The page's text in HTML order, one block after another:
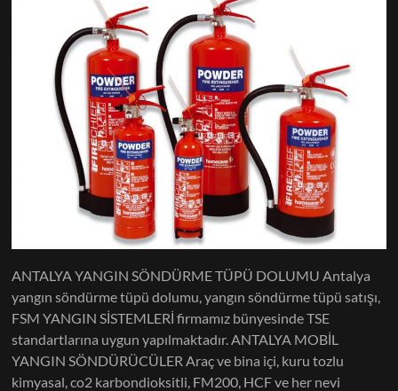
ANTALYA YANGIN SÖNDÜRME TÜPÜ DOLUMU Antalya
yangın söndürme tüpü dolumu, yangın söndürme tüpü satışı,
FSM YANGIN SİSTEMLERİ firmamız bünyesinde TSE
standartlarına uygun yapılmaktadır. ANTALYA MOBİL
YANGIN SÖNDÜRÜCÜLER Araç ve bina içi, kuru tozlu
kimyasal, co2 karbondioksitli, FM200, HCF ve her nevi